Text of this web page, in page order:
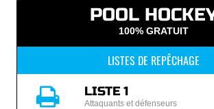
POOL
100% GRATUIT
LISTES DE REPÊCHAGE
LISTE 1
Attaquants et défenseurs